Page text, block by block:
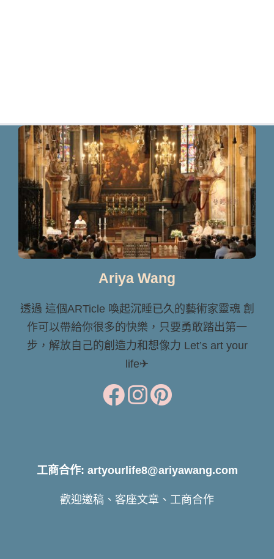
Ariya Wang
透過 這個ARTicle 喚起沉睡已久的藝術家靈魂 創
作可以帶給你很多的快樂，只要勇敢踏出第一
步，解放自己的創造力和想像力 Let’s art your
life✈
工商合作: artyourlife8@ariyawang.com
歡迎邀稿、客座文章、工商合作